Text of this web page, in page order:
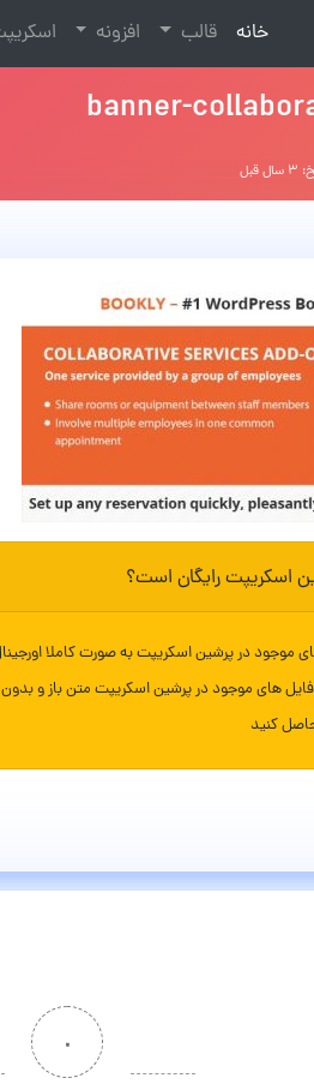
خانه
(current) قالب افزونه
banner-
قبل
اسکریپت رایگان است؟
موجود در پرشین اسکریپت به صورت کاملا
های موجود در پرشین اسکریپت متن باز و
کنید
۰